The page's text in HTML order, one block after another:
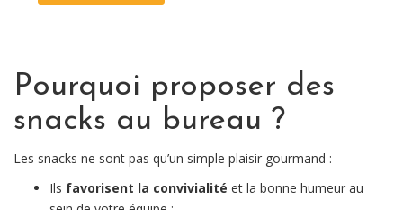
Pourquoi proposer des
snacks au bureau ?
Les snacks ne sont pas qu’un simple plaisir gourmand :
Ils favorisent la convivialité et la bonne humeur au